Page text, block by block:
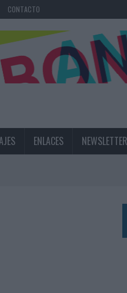
CONTACTO
ENLACES NEWSLETTER